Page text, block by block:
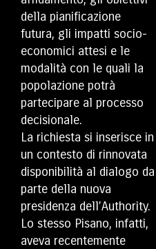
della pianificazione
futura, gli impatti socio-
economici attesi e le
modalità con le quali la
popolazione potrà
partecipare al processo
decisionale.
La richiesta si inserisce in
un contesto di rinnovata
disponibilità al dialogo da
parte della nuova
presidenza dell’Authority.
Lo stesso Pisano, infatti,
aveva recentemente